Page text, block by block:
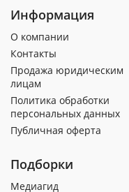
Информация
О компании
Контакты
Продажа юридическим
лицам
Политика обработки
персональных данных
Публичная оферта
Подборки
Медиагид